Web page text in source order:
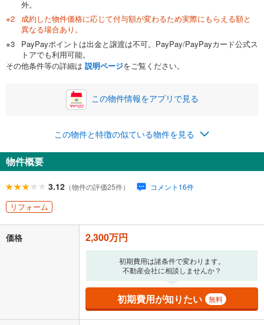
0万円 2,300万円
自己資金から住宅購入にかけられる金額を入力してくださ
い。一般的には物件価格の2割までが目安です。
閉じる
ボーナス
万円
0円
ナス時の増額分（1回分）を入力してください。
ボーナス払いの限度額は金融機関によって異なります。
閉じる
月々の返済額
ローン返済額 59,704円（頭金比率 0 %）
6,800
「金利」については、ご利用を予定されている金融機関等にご確認の
上、ご自身での入力をお願いいたします。初期設定で自動入力されてい
の金融機関等における貸出金利を何ら保証するものではありません。返
済方法「元利均等返済」にて算出しております。入力された金利を35年
適用した場合の計算結果を表示しています。
その他月額費用や、初期費用がかかります。ご注意ください。実際にお
借り入れの際は各金融機関等に、必ずご自身でご確認をお願いいたしま
外。
成約した物件価格に応じて付与額が変わるため実際にもらえる額と
異なる場合あり。
PayPayポイントは出金と譲渡は不可。PayPay/PayPayカード公式ス
トアでも利用可能。
その他条件等の詳細は 説明ページをご覧ください。
この物件情報をアプリで見る
この物件と特徴の似ている物件を見る
物件概要
3.12 （物件の評価25件） コメント16件
リフォーム
価格 2,300万円
初期費用は諸条件で変わります。
不動産会社に相談しませんか？
初期費用が知りたい 無料